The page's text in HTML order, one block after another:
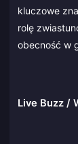
kluczowe
rolę
obecność w
Live Buzz /